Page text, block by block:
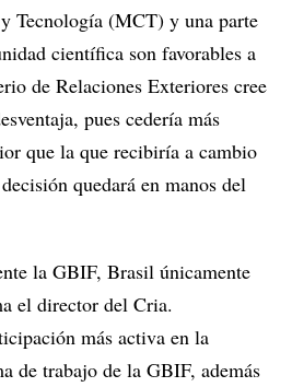
Tecnología (MCT) y una parte
científica son favorables a
de Relaciones Exteriores cree
pues cedería más
que la que recibiría a cambio
quedará en manos del
la GBIF, Brasil únicamente
el director del Cria.
más activa en la
de trabajo de la GBIF, además